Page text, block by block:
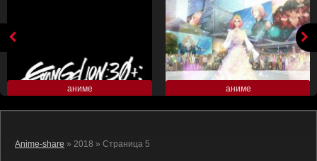
аниме аниме
Anime-share » 2018 » Страница 5